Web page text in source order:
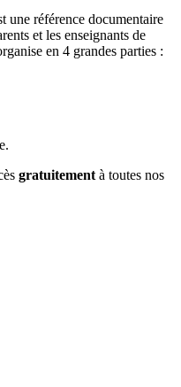
une référence documentaire
et les enseignants de
en 4 grandes parties :
gratuitement à toutes nos